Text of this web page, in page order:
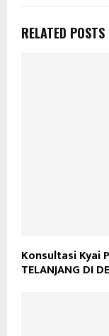
RELATED POSTS
Konsultasi Kyai
TELANJANG DI